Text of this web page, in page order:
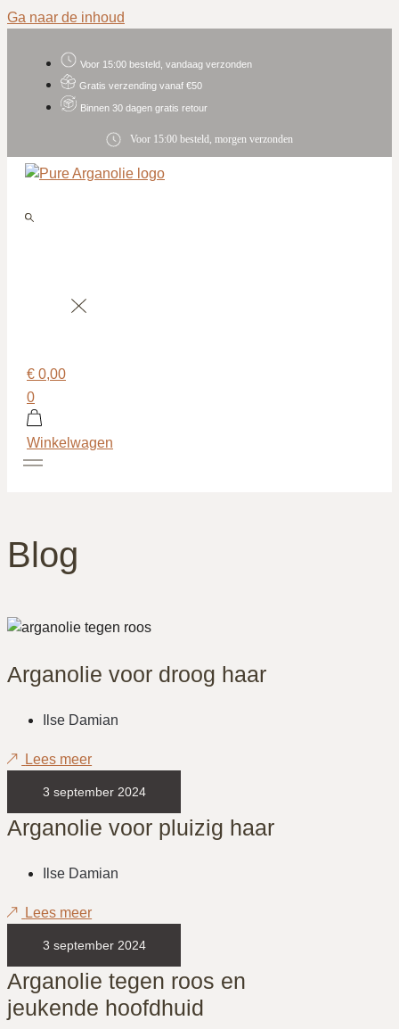
Ga naar de inhoud
Voor 15:00 besteld, vandaag verzonden
Gratis verzending vanaf €50
Binnen 30 dagen gratis retour
Voor 15:00 besteld, morgen verzonden
€ 0,00
0
Winkelwagen
Blog
Arganolie voor droog haar
Ilse Damian
Lees meer
3 september 2024
Arganolie voor pluizig haar
Ilse Damian
Lees meer
3 september 2024
Arganolie tegen roos en
jeukende hoofdhuid